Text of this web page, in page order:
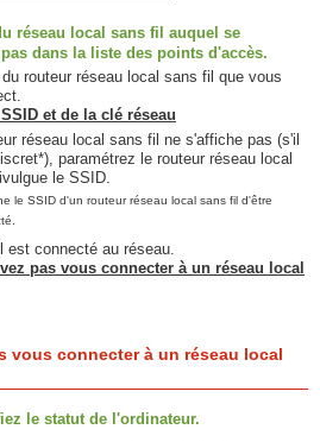
réseau local sans fil auquel se
dans la liste des points d'accès.
routeur réseau local sans fil que vous
et de la clé réseau
réseau local sans fil ne s'affiche pas (s'il
paramétrez le routeur réseau local
le SSID.
le SSID d'un routeur réseau local sans fil d'être
est connecté au réseau.
pas vous connecter à un réseau local
vous connecter à un réseau local
le statut de l'ordinateur.